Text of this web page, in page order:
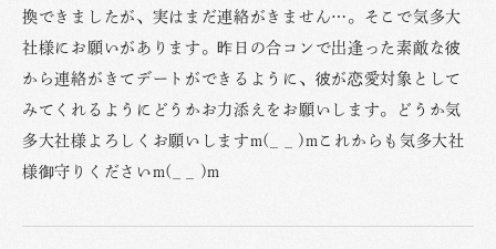
換できましたが、実はまだ連絡がきません…。そこで気多大
社様にお願いがあります。昨日の合コンで出逢った素敵な彼
から連絡がきてデートができるように、彼が恋愛対象として
みてくれるようにどうかお力添えをお願いします。どうか気
多大社様よろしくお願いしますm(_ _ )mこれからも気多大社
様御守りくださいm(_ _ )m